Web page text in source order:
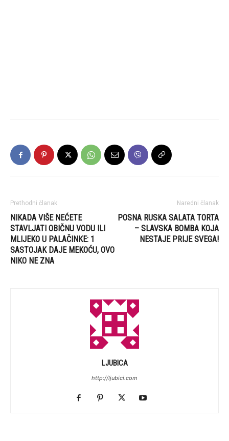
Prethodni članak
NIKADA VIŠE NEĆETE
STAVLJATI OBIČNU VODU ILI
MLIJEKO U PALAČINKE: 1
SASTOJAK DAJE MEKOĆU, OVO
NIKO NE ZNA
Naredni članak
POSNA RUSKA SALATA TORTA
– SLAVSKA BOMBA KOJA
NESTAJE PRIJE SVEGA!
LJUBICA
http://ljubici.com